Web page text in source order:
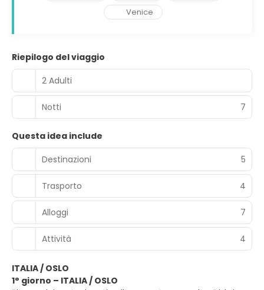
Venice
Riepilogo del viaggio
2 Adulti
Notti 7
Questa idea include
Destinazioni
5
Trasporto 4
Alloggi 7
Attività 4
ITALIA / OSLO
1° giorno – ITALIA / OSLO